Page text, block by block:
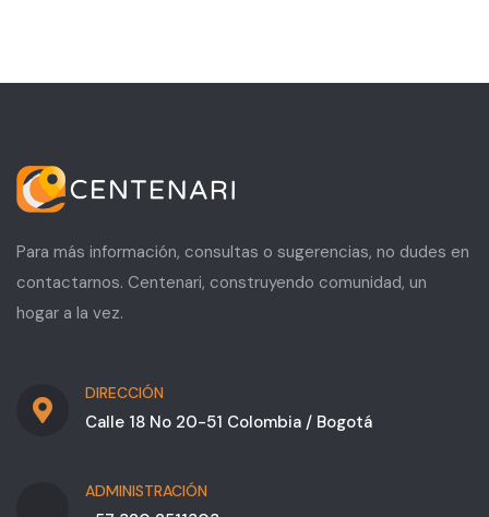
Para más información, consultas o sugerencias, no dudes en
contactarnos. Centenari, construyendo comunidad, un
hogar a la vez.
DIRECCIÓN
Calle 18 No 20-51 Colombia / Bogotá
ADMINISTRACIÓN